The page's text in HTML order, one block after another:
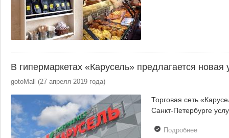
В гипермаркетах «Карусель» предлагается новая
gotoMall (27 апреля 2019 года)
Торговая сеть
Санкт-Петербурге
Подробнеео В